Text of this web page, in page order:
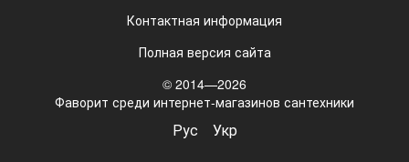
Контактная информация
Полная версия сайта
© 2014—2026
Фаворит среди интернет-магазинов сантехники
Рус Укр